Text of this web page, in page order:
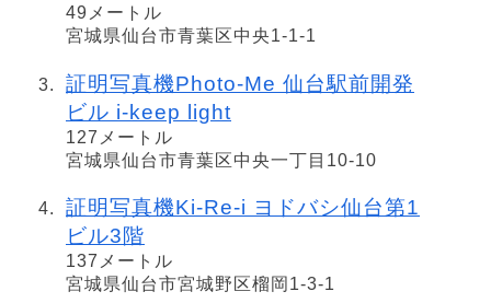
49メートル
宮城県仙台市青葉区中央1-1-1
証明写真機Photo-Me 仙台駅前開発
ビル i-keep light
127メートル
宮城県仙台市青葉区中央一丁目10-10
証明写真機Ki-Re-i ヨドバシ仙台第1
ビル3階
137メートル
宮城県仙台市宮城野区榴岡1-3-1